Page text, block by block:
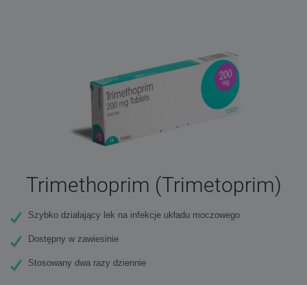
Trimethoprim (Trimetoprim)
Szybko działający lek na infekcje układu moczowego
Dostępny w zawiesinie
Stosowany dwa razy dziennie